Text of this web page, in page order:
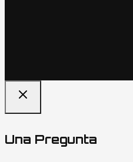
Una Pregunta